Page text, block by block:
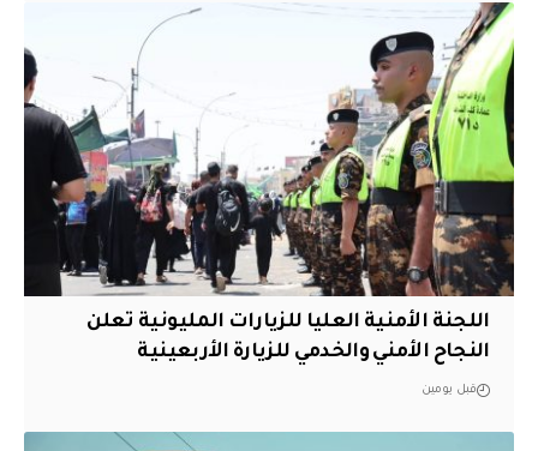
اللجنة الأمنية العليا للزيارات المليونية تعلن
النجاح الأمني والخدمي للزيارة الأربعينية
قبل يومين